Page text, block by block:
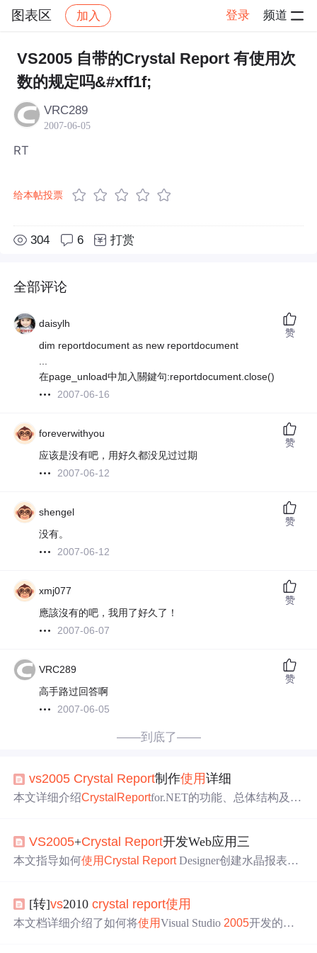
图表区 加入 登录 频道
社区 图表区 帖子详情
VS2005 自带的Crystal Report 有使用次
数的规定吗&#xff1f;
VRC289
2007-06-05
RT
给本帖投票
304 6 打赏
全部评论
daisylh
dim reportdocument as new reportdocument
...
在page_unload中加入關鍵句:reportdocument.close()
2007-06-16
赞
foreverwithyou
应该是没有吧，用好久都没见过过期
2007-06-12
赞
shengel
没有。
2007-06-12
赞
xmj077
應該沒有的吧，我用了好久了！
2007-06-07
赞
VRC289
高手路过回答啊
2007-06-05
赞
——到底了——
vs2005 Crystal Report制作使用详细
本文详细介绍Crystal Reportfor.NET的功能、总体结构及 使
VS2005+Crystal Report开发Web应用三
本文指导如何使用Crystal ReportDesigner创建水晶报表，
[转]vs2010crystal report使用
本文档详细介绍了如何将使用Visual Studio 2005开发的项